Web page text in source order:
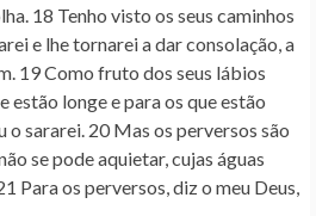
18 Tenho visto os seus caminhos
e lhetornarei a dar consolação, a
. 19 Como fruto dos seus lábios
estão longe e para os que estão
o sararei. 20 Mas os perversos são
se pode aquietar, cujas águas
Para os perversos, diz o meu Deus,